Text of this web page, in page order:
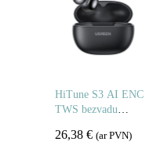
HiTune S3 AI ENC
TWS bezvadu
26,38 € (ar PVN)